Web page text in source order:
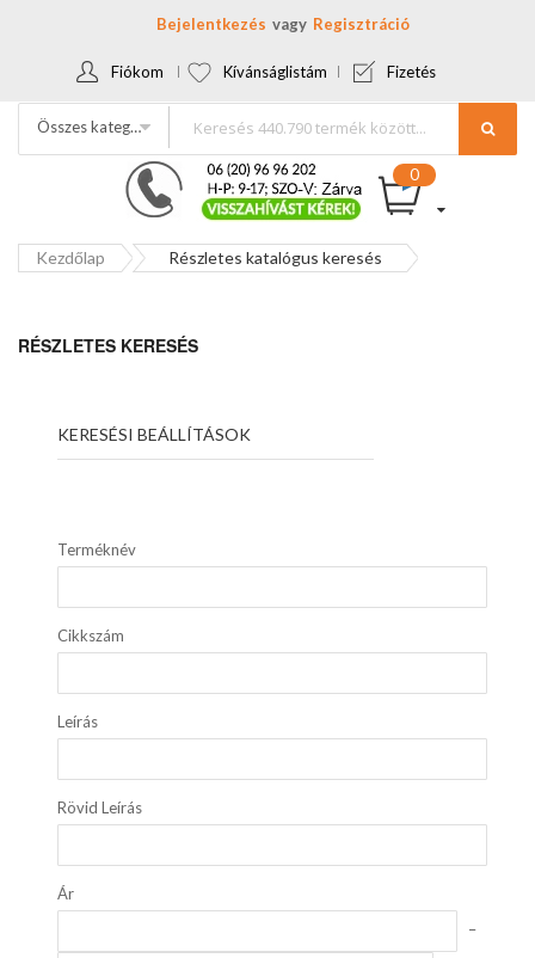
Bejelentkezés Regisztráció
Fiókom Kívánságlistám Fizetés
Összes kategória
Kezdőlap Részletes katalógus keresés
RÉSZLETES KERESÉS
KERESÉSI BEÁLLÍTÁSOK
Terméknév
Cikkszám
Leírás
Rövid Leírás
Ár